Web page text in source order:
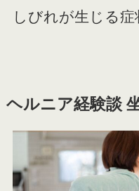
しびれが生じる症
ヘルニア経験談